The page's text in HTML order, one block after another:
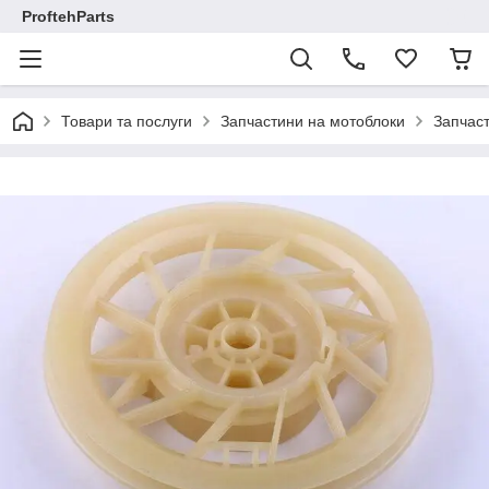
ProftehParts
Товари та послуги Запчастини на мотоблоки